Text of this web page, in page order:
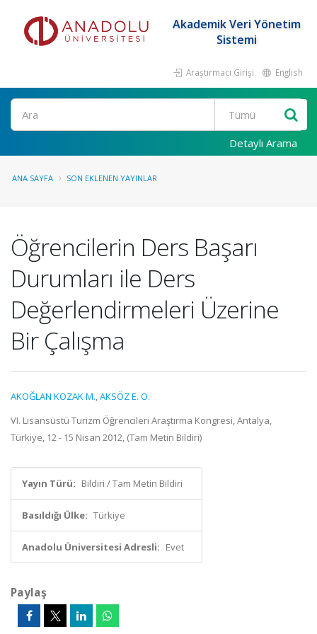
Akademik Veri Yönetim
Sistemi
Araştırmacı Girişi English
Ara
Detaylı Arama
ANA SAYFA SON EKLENEN YAYINLAR
Öğrencilerin Ders Başarı
Durumları ile Ders
Değerlendirmeleri Üzerine
Bir Çalışma
AKOĞLAN KOZAK M.,AKSÖZ E. O.
VI. Lisansüstü Turizm Öğrencileri Araştırma Kongresi, Antalya,
Türkiye, 12 - 15 Nisan 2012, (Tam Metin Bildiri)
Yayın Türü: Bildiri / Tam Metin Bildiri
Basıldığı Ülke: Türkiye
Anadolu Üniversitesi Adresli: Evet
Paylaş